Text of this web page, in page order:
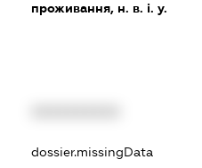
проживання, н. в. і. у.
dossier.missingData